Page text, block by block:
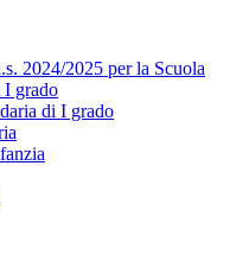
2024/2025 per la Scuola
I grado
di I grado